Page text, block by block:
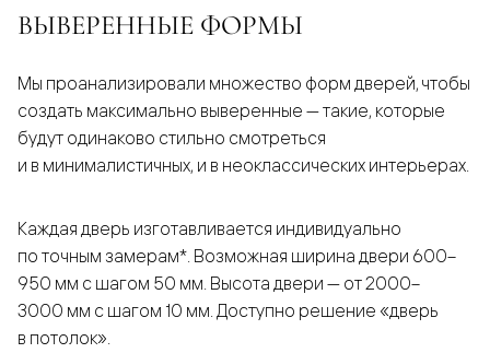
ВЫВЕРЕННЫЕ ФОРМЫ
Мы проанализировали множество форм дверей, чтобы
создать максимально выверенные — такие, которые
будут одинаково стильно смотреться
и в минималистичных, и в неоклассических интерьерах.
Каждая дверь изготавливается индивидуально
по точным замерам*. Возможная ширина двери 600–
950 мм с шагом 50 мм. Высота двери — от 2000–
3000 мм с шагом 10 мм. Доступно решение «дверь
в потолок».